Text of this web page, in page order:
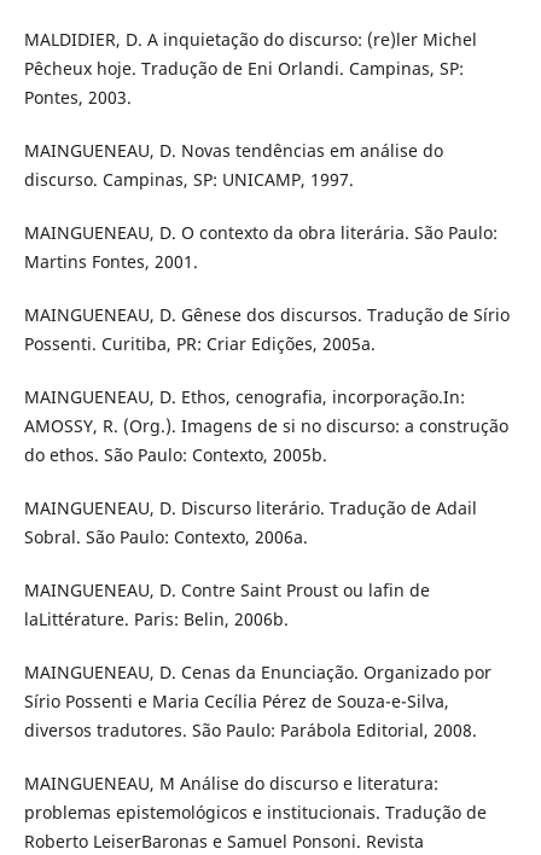
MALDIDIER, D. A inquietação do discurso: (re)ler Michel
Pêcheux hoje. Tradução de Eni Orlandi. Campinas, SP:
Pontes, 2003.
MAINGUENEAU, D. Novas tendências em análise do
discurso. Campinas, SP: UNICAMP, 1997.
MAINGUENEAU, D. O contexto da obra literária. São Paulo:
Martins Fontes, 2001.
MAINGUENEAU, D. Gênese dos discursos. Tradução de Sírio
Possenti. Curitiba, PR: Criar Edições, 2005a.
MAINGUENEAU, D. Ethos, cenografia, incorporação.In:
AMOSSY, R. (Org.). Imagens de si no discurso: a construção
do ethos. São Paulo: Contexto, 2005b.
MAINGUENEAU, D. Discurso literário. Tradução de Adail
Sobral. São Paulo: Contexto, 2006a.
MAINGUENEAU, D. Contre Saint Proust ou lafin de
laLittérature. Paris: Belin, 2006b.
MAINGUENEAU, D. Cenas da Enunciação. Organizado por
Sírio Possenti e Maria Cecília Pérez de Souza-e-Silva,
diversos tradutores. São Paulo: Parábola Editorial, 2008.
MAINGUENEAU, M Análise do discurso e literatura:
problemas epistemológicos e institucionais. Tradução de
Roberto LeiserBaronas e Samuel Ponsoni. Revista